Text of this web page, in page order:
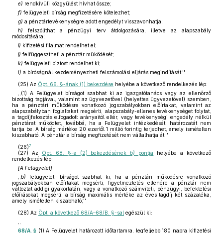
e) rendkívüli közgyűlést hívhat össze;
f) felügyeleti bírság megfizetésére kötelezhet;
g) a pénztártevékenységre adott engedélyt visszavonhatja;
h) felszólíthat a pénzügyi terv átdolgozására, illetve az alapszabály
módosítására;
i) kifizetési tilalmat rendelhet el;
j) felfüggesztheti a pénztár működését;
k) felügyeleti biztost rendelhet ki;
l) a bíróságnál kezdeményezheti felszámolási eljárás megindítását.''
(25) Az Öpt. 66. §-ának (1) bekezdése helyébe a következő rendelkezés lép:
,,(1) A Felügyelet bírságot szabhat ki az igazgatótanács vagy az ellenőrző
bizottság tagjával, valamint az ügyvezetővel (helyettes ügyvezetővel) szemben,
ha a pénztári működésre vonatkozó jogszabályokban előírtakat, valamint az
alapszabályban foglaltakat megsérti, alapszabály-ellenes tevékenységet folytat,
a tagdíjfelosztás elfogadott arányaitól eltér, vagy tevékenységi engedély nélkül
pénztárat működtet, továbbá, ha a Felügyelet intézkedését, határozatát nem
tartja be. A bírság mértéke 20 ezertől 1 millió forintig terjedhet, amely ismételten
kiszabható. A pénztár a bírság megfizetését nem vállalhatja át.''
(26)7
(27) Az Öpt. 68. §-a (2) bekezdésénekb) pontja
helyébe a következő
rendelkezés lép:
[A Felügyelet]
b) felügyeleti bírságot szabhat ki, ha a pénztári működésre vonatkozó
jogszabályokban előírtakat megsérti, figyelmeztetés ellenére a pénztár nem
változtat addigi gyakorlatán, vagy a vonatkozó számviteli, pénzügyi, befektetési
előírásokat megsérti; a bírság maximális mértéke az éves tagdíj két százaléka,
amely ismételten kiszabható;''
(28) Az Öpt. a következő 68/A–68/B. §-sal egészül ki:
68/A. §(1) A Felügyelet határozott időtartamra, legfeljebb 180 napra kifizetési